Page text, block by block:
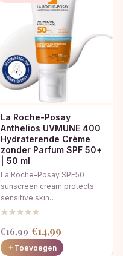
La Roche-Posay
Anthelios UVMUNE 400
Hydraterende Crème
zonder Parfum SPF 50+
| 50 ml
La Roche-Posay SPF50
sunscreen cream protects
sensitive skin…
€16,99 Oorspronkelijke
prijs
€14,99
prijs
Toevoegen